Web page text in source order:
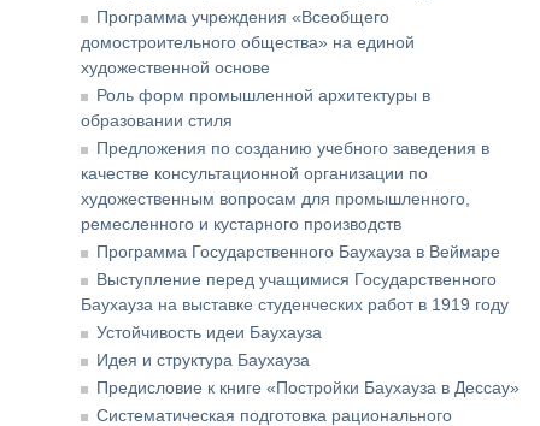
Программа учреждения «Всеобщего
домостроительного общества» на единой
художественной основе
Роль форм промышленной архитектуры в
образовании стиля
Предложения по созданию учебного заведения в
качестве консультационной организации по
художественным вопросам для промышленного,
ремесленного и кустарного производств
Программа Государственного Баухауза в Веймаре
Выступление перед учащимися Государственного
Баухауза на выставке студенческих работ в 1919 году
Устойчивость идеи Баухауза
Идея и структура Баухауза
Предисловие к книге «Постройки Баухауза в Дессау»
Систематическая подготовка рационального